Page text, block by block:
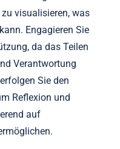
Strategien
von Körper-
verbessert
Praktiken, indem sie
Ergebnisse